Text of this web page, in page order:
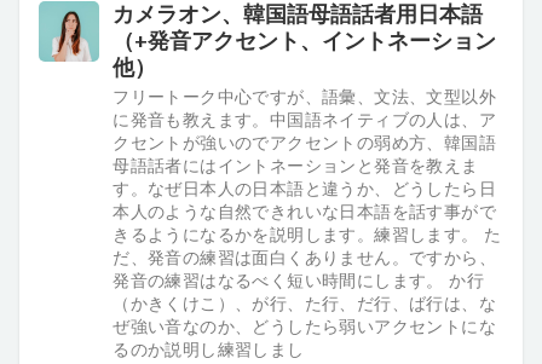
カメラオン、韓国語母語話者用日本語
（+発音アクセント、イントネーション
他）
フリートーク中心ですが、語彙、文法、文型以外
に発音も教えます。中国語ネイティブの人は、ア
クセントが強いのでアクセントの弱め方、韓国語
母語話者にはイントネーションと発音を教えま
す。なぜ日本人の日本語と違うか、どうしたら日
本人のような自然できれいな日本語を話す事がで
きるようになるかを説明します。練習します。 た
だ、発音の練習は面白くありません。ですから、
発音の練習はなるべく短い時間にします。 か行
（かきくけこ）、が行、た行、だ行、ば行は、な
ぜ強い音なのか、どうしたら弱いアクセントにな
るのか説明し練習しまし